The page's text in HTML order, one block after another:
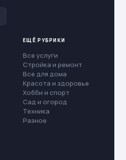
ЕЩЁ РУБРИКИ
Все услуги
Стройка и ремонт
Все для дома
Красота и здоровье
Хобби и спорт
Сад и огород
Техника
Разное